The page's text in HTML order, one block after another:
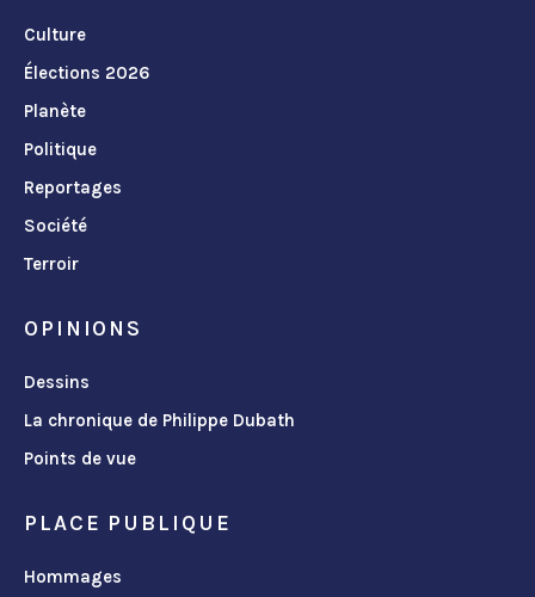
Culture
Élections 2026
Planète
Politique
Reportages
Société
Terroir
OPINIONS
Dessins
La chronique de Philippe Dubath
Points de vue
PLACE PUBLIQUE
Hommages